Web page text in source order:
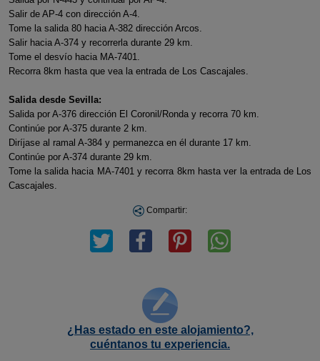
Salir de AP-4 con dirección A-4.
Tome la salida 80 hacia A-382 dirección Arcos.
Salir hacia A-374 y recorrerla durante 29 km.
Tome el desvío hacia MA-7401.
Recorra 8km hasta que vea la entrada de Los Cascajales.
Salida desde Sevilla:
Salida por A-376 dirección El Coronil/Ronda y recorra 70 km.
Continúe por A-375 durante 2 km.
Diríjase al ramal A-384 y permanezca en él durante 17 km.
Continúe por A-374 durante 29 km.
Tome la salida hacia MA-7401 y recorra 8km hasta ver la entrada de Los
Cascajales.
Compartir:
¿Has estado en este alojamiento?,
cuéntanos tu experiencia.